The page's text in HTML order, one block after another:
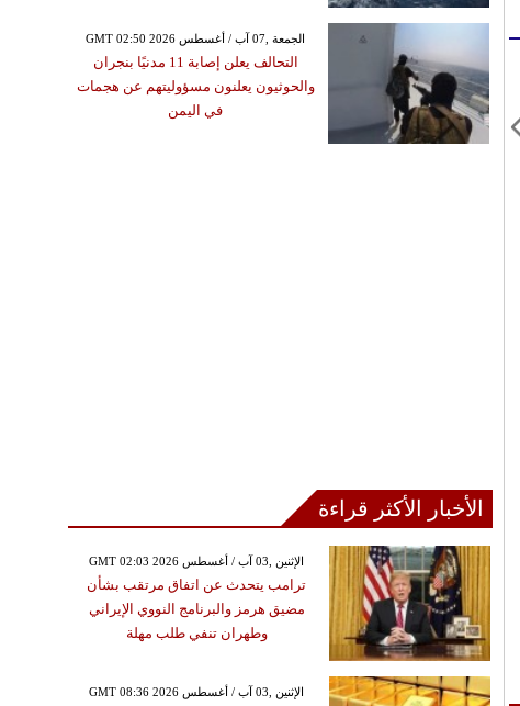
GMT 02:50 2026 الجمعة ,07 آب / أغسطس
التحالف يعلن إصابة 11 مدنيًا بنجران
والحوثيون يعلنون مسؤوليتهم عن هجمات
في اليمن
الأخبار الأكثر قراءة
GMT 02:03 2026 الإثنين ,03 آب / أغسطس
ترامب يتحدث عن اتفاق مرتقب بشأن
مضيق هرمز والبرنامج النووي الإيراني
وطهران تنفي طلب مهلة
GMT 08:36 2026 الإثنين ,03 آب / أغسطس